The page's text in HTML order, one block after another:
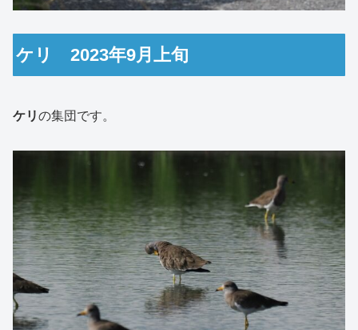
ケリ 2023年9月上旬
ケリの集団です。